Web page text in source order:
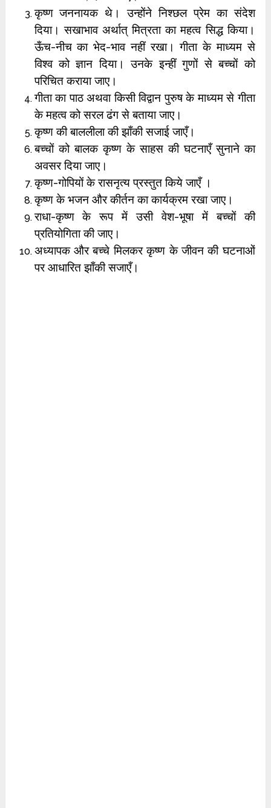
कृष्ण जननायक थे। उन्होंने निश्छल प्रेम का संदेश
दिया। सखाभाव अर्थात् मित्रता का महत्व सिद्ध किया।
ऊँच-नीच का भेद-भाव नहीं रखा। गीता के माध्यम से
विश्व को ज्ञान दिया। उनके इन्हीं गुणों से बच्चों को
परिचित कराया जाए।
गीता का पाठ अथवा किसी विद्वान पुरुष के माध्यम से गीता
के महत्व को सरल ढंग से बताया जाए।
कृष्ण की बाललीला की झाँकी सजाई जाएँ।
बच्चों को बालक कृष्ण के साहस की घटनाएँ सुनाने का
अवसर दिया जाए।
कृष्ण-गोपियों के रासनृत्य प्रस्तुत किये जाएँ ।
कृष्ण के भजन और कीर्तन का कार्यक्रम रखा जाए।
राधा-कृष्ण के रूप में उसी वेश-भूषा में बच्चों की
प्रतियोगिता की जाए।
अध्यापक और बच्चे मिलकर कृष्ण के जीवन की घटनाओं
पर आधारित झाँकी सजाएँ।